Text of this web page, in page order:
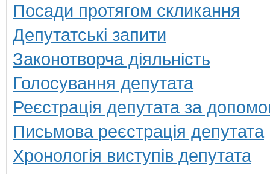
Посади протягом скликання
Депутатські запити
Законотворча діяльність
Голосування депутата
Реєстрація депутата за
Письмова реєстрація депутата
Хронологія виступів депутата